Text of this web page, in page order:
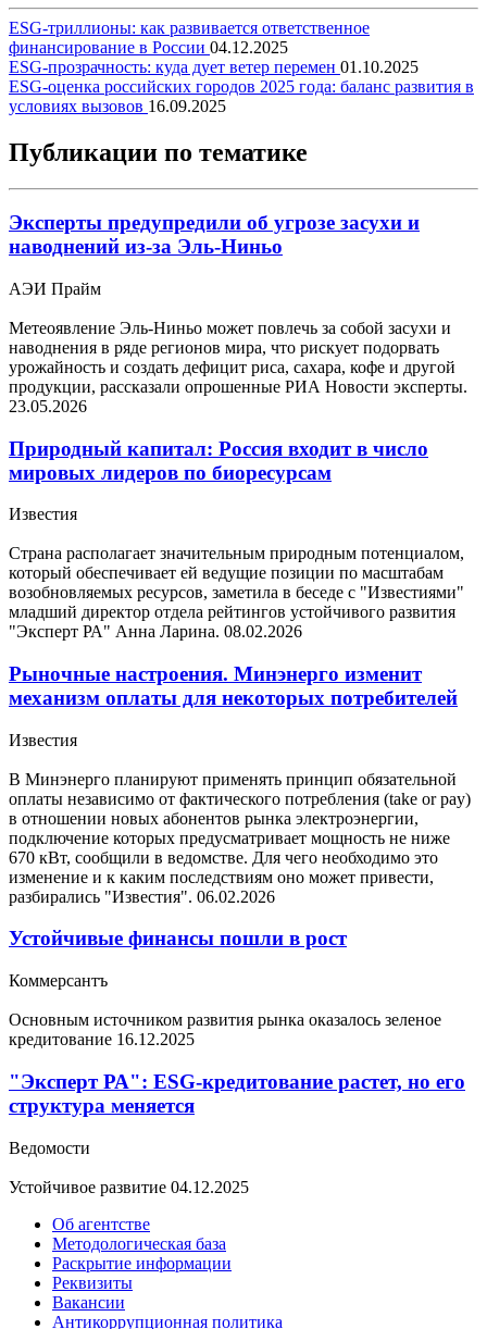
ESG-триллионы: как развивается ответственное
финансирование в России 04.12.2025
ESG-прозрачность: куда дует ветер перемен 01.10.2025
ESG-оценка российских городов 2025 года: баланс развития в
условиях вызовов 16.09.2025
Публикации по тематике
Эксперты предупредили об угрозе засухи и
наводнений из-за Эль-Ниньо
АЭИ Прайм
Метеоявление Эль-Ниньо может повлечь за собой засухи и
наводнения в ряде регионов мира, что рискует подорвать
урожайность и создать дефицит риса, сахара, кофе и другой
продукции, рассказали опрошенные РИА Новости эксперты.
23.05.2026
Природный капитал: Россия входит в число
мировых лидеров по биоресурсам
Известия
Страна располагает значительным природным потенциалом,
который обеспечивает ей ведущие позиции по масштабам
возобновляемых ресурсов, заметила в беседе с "Известиями"
младший директор отдела рейтингов устойчивого развития
"Эксперт РА" Анна Ларина. 08.02.2026
Рыночные настроения. Минэнерго изменит
механизм оплаты для некоторых потребителей
Известия
В Минэнерго планируют применять принцип обязательной
оплаты независимо от фактического потребления (take or pay)
в отношении новых абонентов рынка электроэнергии,
подключение которых предусматривает мощность не ниже
670 кВт, сообщили в ведомстве. Для чего необходимо это
изменение и к каким последствиям оно может привести,
разбирались "Известия". 06.02.2026
Устойчивые финансы пошли в рост
Коммерсантъ
Основным источником развития рынка оказалось зеленое
кредитование 16.12.2025
"Эксперт РА": ESG-кредитование растет, но его
структура меняется
Ведомости
Устойчивое развитие 04.12.2025
Об агентстве
Методологическая база
Раскрытие информации
Реквизиты
Вакансии
Антикоррупционная политика